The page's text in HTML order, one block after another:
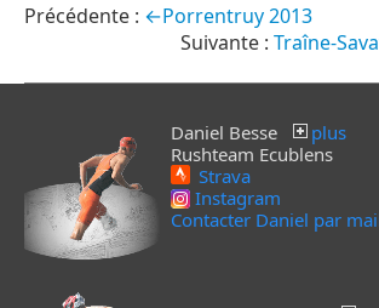
←Porrentruy 2013
Traîne-
Daniel Besse
plus
Rushteam Ecublens
Strava
Instagram
Contacter Daniel par